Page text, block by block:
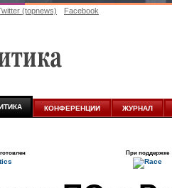
(topnews) Facebook
КОНФЕРЕНЦИИ ЖУРНАЛ
При поддержке